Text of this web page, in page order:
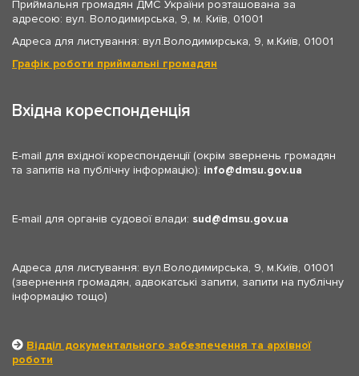
Приймальня громадян ДМС України розташована за
адресою: вул. Володимирська, 9, м. Київ, 01001
Адреса для листування: вул.Володимирська, 9, м.Київ, 01001
Графік роботи приймальні громадян
Вхідна кореспонденція
E-mail для вхідної кореспонденції (окрім звернень громадян
та запитів на публічну інформацію): info dmsu.gov.ua
E-mail для органів судової влади: sud dmsu.gov.ua
Адреса для листування: вул.Володимирська, 9, м.Київ, 01001
(звернення громадян, адвокатські запити, запити на публічну
інформацію тощо)
Відділ документального забезпечення та архівної
роботи